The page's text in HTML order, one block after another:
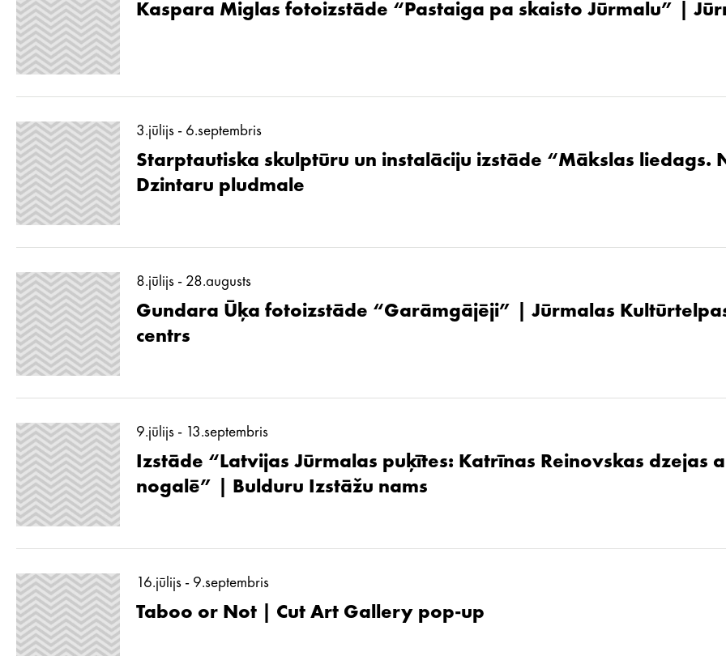
Kaspara Miglas fotoizstāde “Pastaiga pa skaisto Jūrmalu” |
3.jūlijs - 6.septembris
Starptautiska skulptūru un instalāciju izstāde “Mākslas liedags.
Dzintaru pludmale
8.jūlijs - 28.augusts
Gundara Ūķa fotoizstāde “Garāmgājēji” | Jūrmalas
centrs
9.jūlijs - 13.septembris
Izstāde “Latvijas Jūrmalas puķītes: Katrīnas Reinovskas dzejas
nogalē” | Bulduru Izstāžu nams
16.jūlijs - 9.septembris
Taboo or Not | Cut Art Gallery pop-up